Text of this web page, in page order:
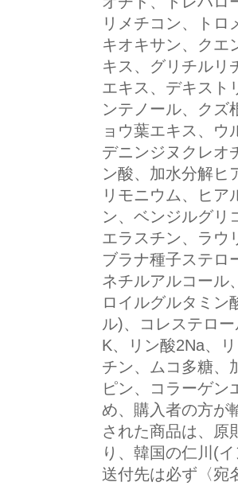
リメチコン、トロ
キオキサン、クエ
キス、グリチルリ
エキス、デキスト
ンテノール、クズ
ョウ葉エキス、
デニンジヌクレオ
ン酸、加水分解ヒ
リモニウム、ヒア
ン、ベンジルグリ
エラスチン、ラウ
ブラナ種子ステロ
ネチルアルコール
ロイルグルタミン
ル)、コレステロ
K、リン酸2Na、
チン、ムコ多糖、
ピン、コラーゲン
め、購入者の方が
された商品は、原
り、韓国の仁川(
送付先は必ず〈宛